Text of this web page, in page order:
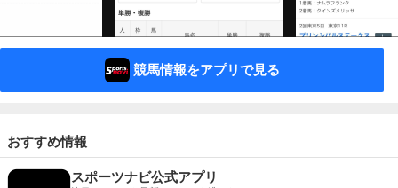
競馬情報をアプリで見る
おすすめ情報
スポーツナビ公式アプリ